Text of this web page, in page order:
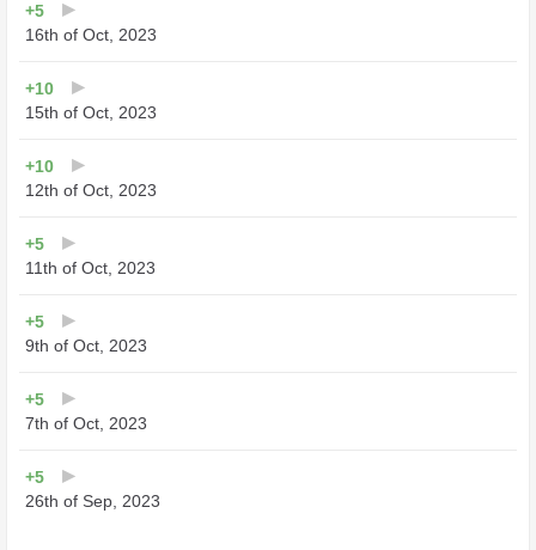
+5
16th of Oct, 2023
+10
15th of Oct, 2023
+10
12th of Oct, 2023
+5
11th of Oct, 2023
+5
9th of Oct, 2023
+5
7th of Oct, 2023
+5
26th of Sep, 2023